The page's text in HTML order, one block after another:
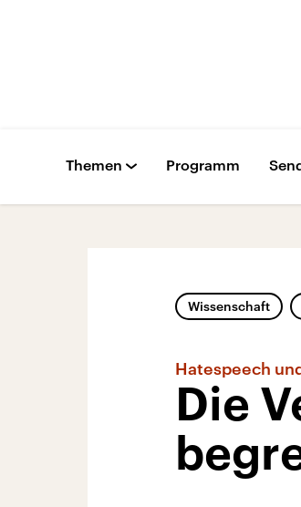
Themen Programm
Wissenschaft
Hatespeech
Die